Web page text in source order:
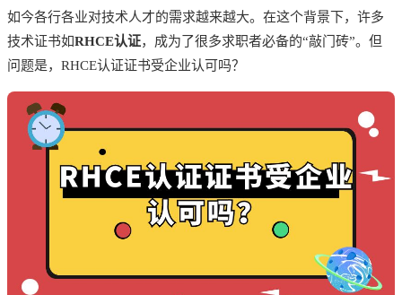
如今各行各业对技术人才的需求越来越大。在这个背景下，许多
技术证书如RHCE认证，成为了很多求职者必备的“敲门砖”。但
问题是，RHCE认证证书受企业认可吗？